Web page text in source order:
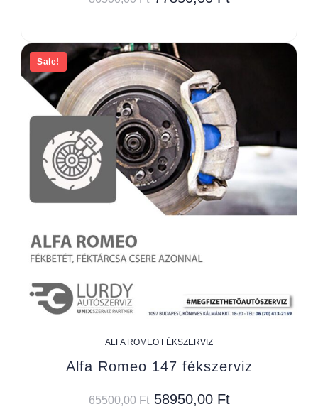
Sale!
ALFA ROMEO FÉKSZERVIZ
Alfa Romeo 147 fékszerviz
65500,00Ft 58950,00 Ft